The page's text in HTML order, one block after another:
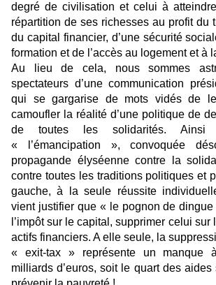
degré de civilisation et celui à
répartition de ses richesses au profit du
du capital financier, d’une sécurité
formation et de l’accès au logement et à
Au lieu de cela, nous sommes
spectateurs d’une communication
qui se gargarise de mots vidés de
camoufler la réalité d’une politique de
de toutes les solidarités.
« l’émancipation », convoquée
propagande élyséenne contre la
contre toutes les traditions politiques et
gauche, à la seule réussite
vient justifier que « le pognon de
l’impôt sur le capital, supprimer celui sur
actifs financiers. A elle seule, la
« exit-tax » représente un manque
milliards d’euros, soit le quart des